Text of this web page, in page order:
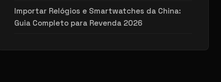
Importar Relógios e Smartwatches da China:
Guia Completo para Revenda 2026